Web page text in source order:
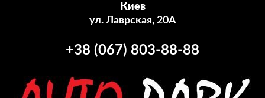
Киев
ул. Лаврская, 20А
+38 (067) 803-88-88